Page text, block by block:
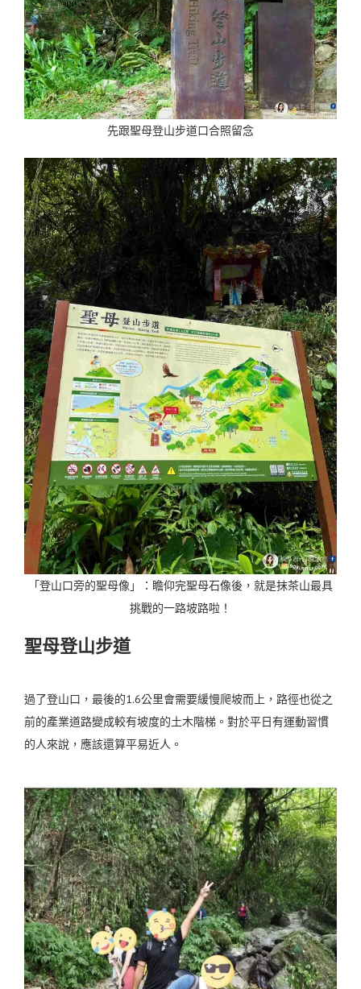
先跟聖母登山步道口合照留念
「登山口旁的聖母像」：瞻仰完聖母石像後，就是抹茶山最具
挑戰的一路坡路啦！
聖母登山步道
過了登山口，最後的1.6公里會需要緩慢爬坡而上，路徑也從之
前的產業道路變成較有坡度的土木階梯。對於平日有運動習慣
的人來說，應該還算平易近人。